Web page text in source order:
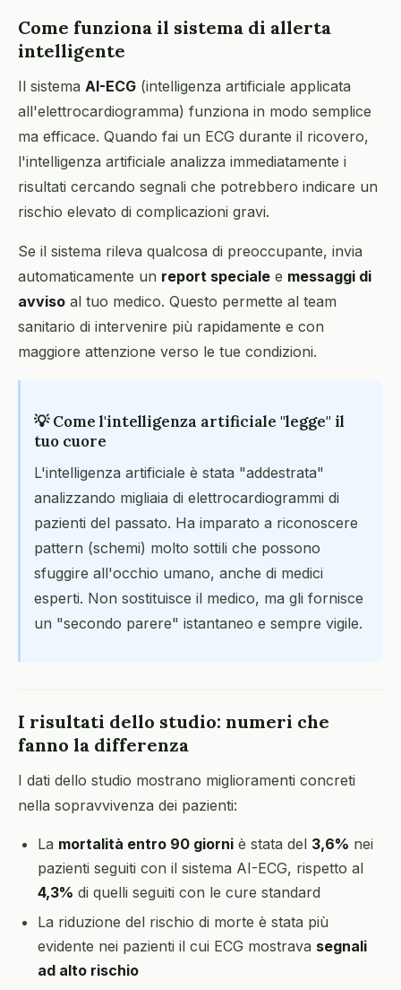
Come funziona il sistema di allerta
intelligente
Il sistema AI-ECG (intelligenza artificiale applicata
all'elettrocardiogramma) funziona in modo semplice
ma efficace. Quando fai un ECG durante il ricovero,
l'intelligenza artificiale analizza immediatamente i
risultati cercando segnali che potrebbero indicare un
rischio elevato di complicazioni gravi.
Se il sistema rileva qualcosa di preoccupante, invia
automaticamente un report speciale e messaggi di
avviso al tuo medico. Questo permette al team
sanitario di intervenire più rapidamente e con
maggiore attenzione verso le tue condizioni.
💡 Come l'intelligenza artificiale "legge" il
tuo cuore
L'intelligenza artificiale è stata "addestrata"
analizzando migliaia di elettrocardiogrammi di
pazienti del passato. Ha imparato a riconoscere
pattern (schemi) molto sottili che possono
sfuggire all'occhio umano, anche di medici
esperti. Non sostituisce il medico, ma gli fornisce
un "secondo parere" istantaneo e sempre vigile.
I risultati dello studio: numeri che
fanno la differenza
I dati dello studio mostrano miglioramenti concreti
nella sopravvivenza dei pazienti:
La mortalità entro 90 giorni è stata del 3,6% nei
pazienti seguiti con il sistema AI-ECG, rispetto al
4,3% di quelli seguiti con le cure standard
La riduzione del rischio di morte è stata più
evidente nei pazienti il cui ECG mostrava segnali
ad alto rischio